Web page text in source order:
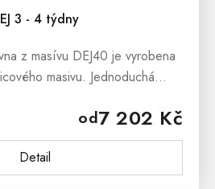
3 - 4 týdny
od7 202 Kč
Detail
z masívu DEJ40 je vyrobena
masivu. Jednoduchá